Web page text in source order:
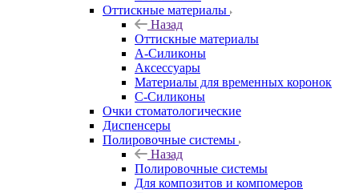
Оттискные материалы
Назад
Оттискные материалы
А-Силиконы
Аксессуары
Материалы для временных коронок
С-Силиконы
Очки стоматологические
Диспенсеры
Полировочные системы
Назад
Полировочные системы
Для композитов и компомеров